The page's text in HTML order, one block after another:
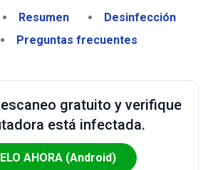
Resumen
Desinfección
Preguntas frecuentes
gratuito y verifique
está infectada.
AHORA (Android)